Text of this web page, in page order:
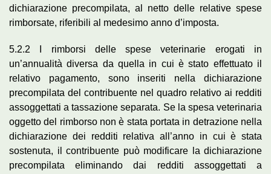
dichiarazione precompilata, al netto delle relative spese
rimborsate, riferibili al medesimo anno d’imposta.
5.2.2 I rimborsi delle spese veterinarie erogati in
un’annualità diversa da quella in cui è stato effettuato il
relativo pagamento, sono inseriti nella dichiarazione
precompilata del contribuente nel quadro relativo ai redditi
assoggettati a tassazione separata. Se la spesa veterinaria
oggetto del rimborso non è stata portata in detrazione nella
dichiarazione dei redditi relativa all’anno in cui è stata
sostenuta, il contribuente può modificare la dichiarazione
precompilata eliminando dai redditi assoggettati a